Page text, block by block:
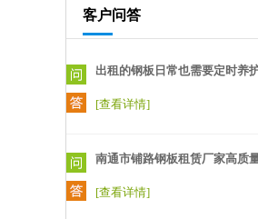
客户问答
出租的钢板日常也需要定时养护
南通市铺路钢板租赁厂家高质
南通拉森钢板桩出租公司堆放